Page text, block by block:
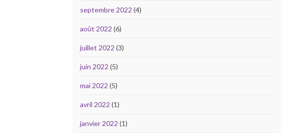
septembre 2022 (4)
août 2022 (6)
juillet 2022 (3)
juin 2022 (5)
mai 2022 (5)
avril 2022 (1)
janvier 2022 (1)